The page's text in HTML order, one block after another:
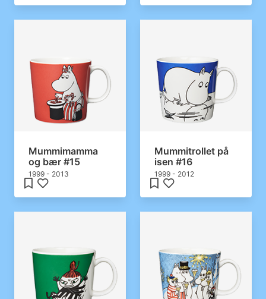
Mummimamma
og bær #15
1999 - 2013
Mummitrollet på
isen #16
1999 - 2012